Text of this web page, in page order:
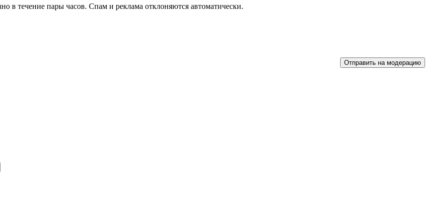
течение пары часов. Спам и реклама отклоняются автоматически.
Отправить на модерацию